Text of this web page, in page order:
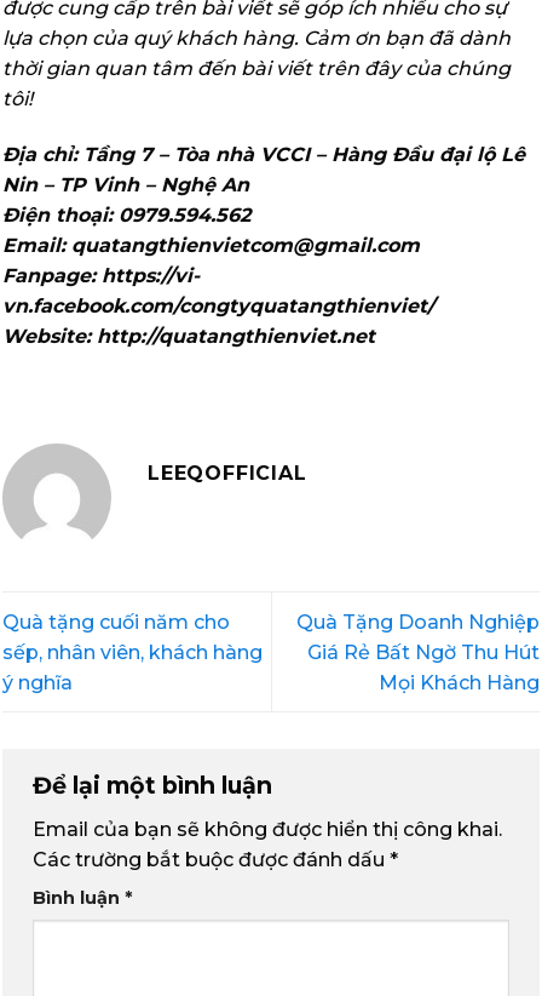
được cung cấp trên bài viết sẽ góp ích nhiều cho sự
lựa chọn của quý khách hàng. Cảm ơn bạn đã dành
thời gian quan tâm đến bài viết trên đây của chúng
tôi!
Địa chỉ: Tầng 7 – Tòa nhà VCCI – Hàng Đầu đại lộ Lê
Nin – TP Vinh – Nghệ An
Điện thoại: 0979.594.562
Email: quatangthienvietcom@gmail.com
Fanpage: https://vi-
vn.facebook.com/congtyquatangthienviet/
Website: http://quatangthienviet.net
LEEQOFFICIAL
Quà tặng cuối năm cho
sếp, nhân viên, khách hàng
ý nghĩa
Quà Tặng Doanh Nghiệp
Giá Rẻ Bất Ngờ Thu Hút
Mọi Khách Hàng
Để lại một bình luận
Email của bạn sẽ không được hiển thị công khai.
Các trường bắt buộc được đánh dấu *
Bình luận *